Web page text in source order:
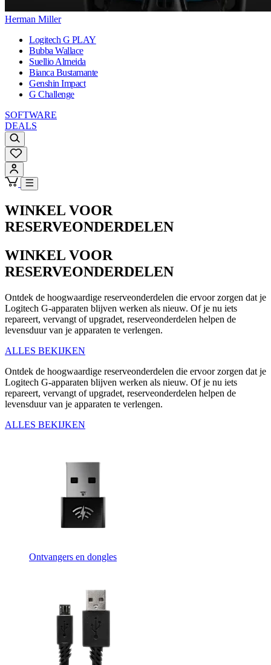
Herman Miller
Logitech G PLAY
Bubba Wallace
Suellio Almeida
Bianca Bustamante
Genshin Impact
G Challenge
SOFTWARE
DEALS
WINKEL VOOR
RESERVEONDERDELEN
WINKEL VOOR
RESERVEONDERDELEN
Ontdek de hoogwaardige reserveonderdelen die ervoor zorgen dat je
Logitech G-apparaten blijven werken als nieuw. Of je nu iets
repareert, vervangt of upgradet, reserveonderdelen helpen de
levensduur van je apparaten te verlengen.
ALLES BEKIJKEN
Ontdek de hoogwaardige reserveonderdelen die ervoor zorgen dat je
Logitech G-apparaten blijven werken als nieuw. Of je nu iets
repareert, vervangt of upgradet, reserveonderdelen helpen de
levensduur van je apparaten te verlengen.
ALLES BEKIJKEN
Ontvangers en dongles